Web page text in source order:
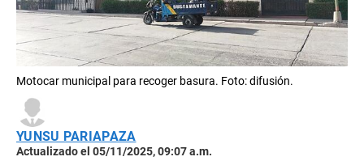
Motocar municipal para recoger basura. Foto: difusión.
YUNSU PARIAPAZA
Actualizado el 05/11/2025, 09:07 a.m.